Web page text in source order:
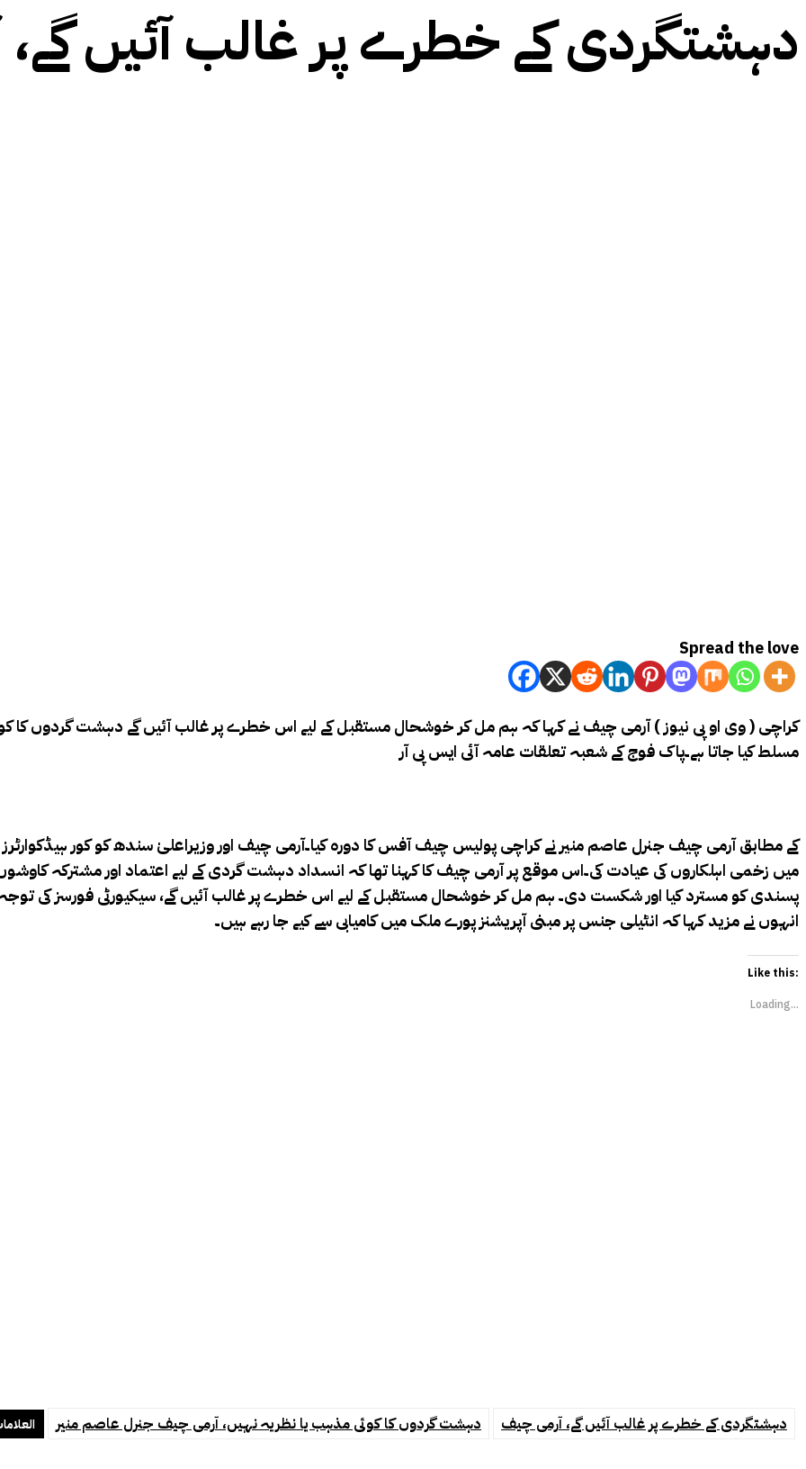
دہشتگردی کے خطرے پر غالب آئیں
Spread the love
کراچی ( وی او پی نیوز ) آرمی چیف نے کہا کہ ہم مل کر خوشحال مستقبل کے لیے اس خطرے پر غالب آئیں گے دہشت گردوں کا
مسلط کیا جاتا ہے۔پاک فوج کے شعبہ تعلقات عامہ آئی ایس پی آر
کے مطابق آرمی چیف جنرل عاصم منیر نے کراچی پولیس چیف آفس کا دورہ کیا۔آرمی چیف اور وزیراعلیٰ سندھ کو کور
میں زخمی اہلکاروں کی عیادت کی۔اس موقع پر آرمی چیف کا کہنا تھا کہ انسداد دہشت گردی کے لیے اعتماد اور مشترکہ
پسندی کو مسترد کیا اور شکست دی۔ ہم مل کر خوشحال مستقبل کے لیے اس خطرے پر غالب آئیں گے، سیکیورٹی فورسز کی توجہ
انہوں نے مزید کہا کہ انٹیلی جنس پر مبنی آپریشنز پورے ملک میں کامیابی سے کیے جا رہے ہیں۔
Like this:
Loading...
دہشت گردوں کا کوئی مذہب یا نظریہ نہیں، آرمی چیف جنرل عاصم منیر دہشتگردی کے خطرے پر غالب آئیں گے، آرمی چیف